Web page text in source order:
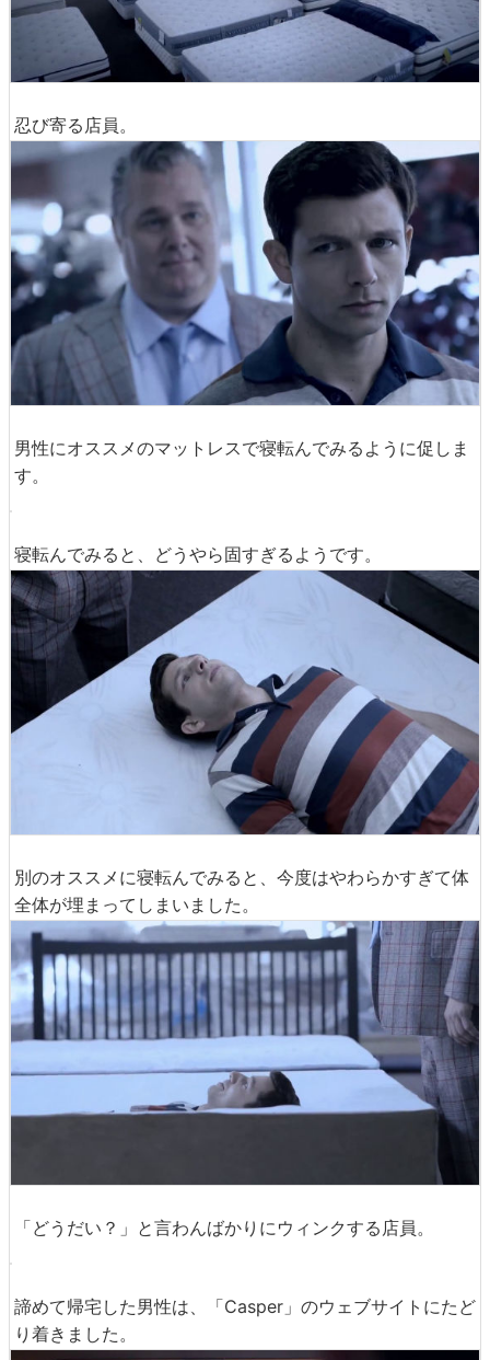
忍び寄る店員。
男性にオススメのマットレスで寝転んでみるように促しま
す。
寝転んでみると、どうやら固すぎるようです。
別のオススメに寝転んでみると、今度はやわらかすぎて体